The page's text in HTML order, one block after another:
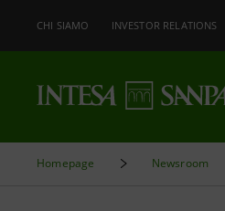
CHI SIAMO INVESTOR RELATIONS
Homepage Newsroom